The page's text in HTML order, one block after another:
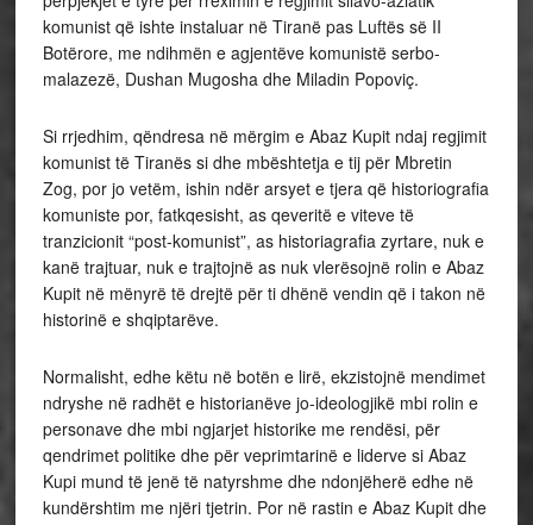
komunist që ishte instaluar në Tiranë pas Luftës së II
Botërore, me ndihmën e agjentëve komunistë serbo-
malazezë, Dushan Mugosha dhe Miladin Popoviç.
Si rrjedhim, qëndresa në mërgim e Abaz Kupit ndaj regjimit
komunist të Tiranës si dhe mbështetja e tij për Mbretin
Zog, por jo vetëm, ishin ndër arsyet e tjera që historiografia
komuniste por, fatkqesisht, as qeveritë e viteve të
tranzicionit “post-komunist”, as historiagrafia zyrtare, nuk e
kanë trajtuar, nuk e trajtojnë as nuk vlerësojnë rolin e Abaz
Kupit në mënyrë të drejtë për ti dhënë vendin që i takon në
historinë e shqiptarëve.
Normalisht, edhe këtu në botën e lirë, ekzistojnë mendimet
ndryshe në radhët e historianëve jo-ideologjikë mbi rolin e
personave dhe mbi ngjarjet historike me rendësi, për
qendrimet politike dhe për veprimtarinë e liderve si Abaz
Kupi mund të jenë të natyrshme dhe ndonjëherë edhe në
kundërshtim me njëri tjetrin. Por në rastin e Abaz Kupit dhe